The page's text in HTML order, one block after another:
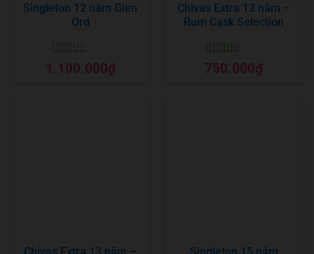
Singleton 12 năm Glen
Ord
Được xếp
hạng55 sao
1.100.000₫
Chivas Extra 13 năm –
Rum Cask Selection
Được xếp
hạng55 sao
750.000₫